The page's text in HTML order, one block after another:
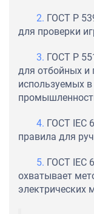
ГОСТ Р
для проверки
ГОСТ Р
для отбойных и
используемых
ГОСТ IEC
правила для
ГОСТ IEC
охватывает
электрических